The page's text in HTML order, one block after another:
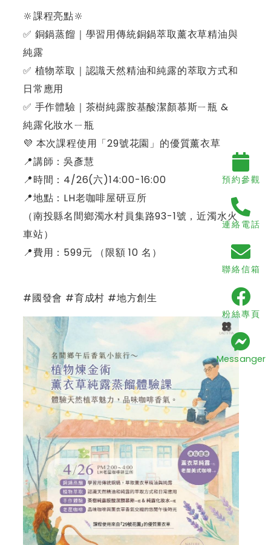
🔆課程亮點🔆
✅ 銅鍋蒸餾｜學習用傳統銅鍋萃取薰衣草精油與
純露
✅ 植物萃取｜認識天然精油和純露的萃取方式和
日常應用
✅ 手作體驗｜茶樹純露胺基酸潔顏慕斯ㄧ瓶 &
純露化妝水ㄧ瓶
💜 本次課程使用「29號花園」的優質薰衣草
📍講師：吳彥慧
📍時間：4/26(六)14:00-16:00
📍地點：LH老咖啡屋研豆所
（南投縣名間鄉濁水村員集路93-1號，近濁水火
車站）
📍費用：599元 （限額 10 名）
#國發會 #育成村 #地方創生
預約參觀
連絡電話
聯絡信箱
粉絲專頁
Messanger